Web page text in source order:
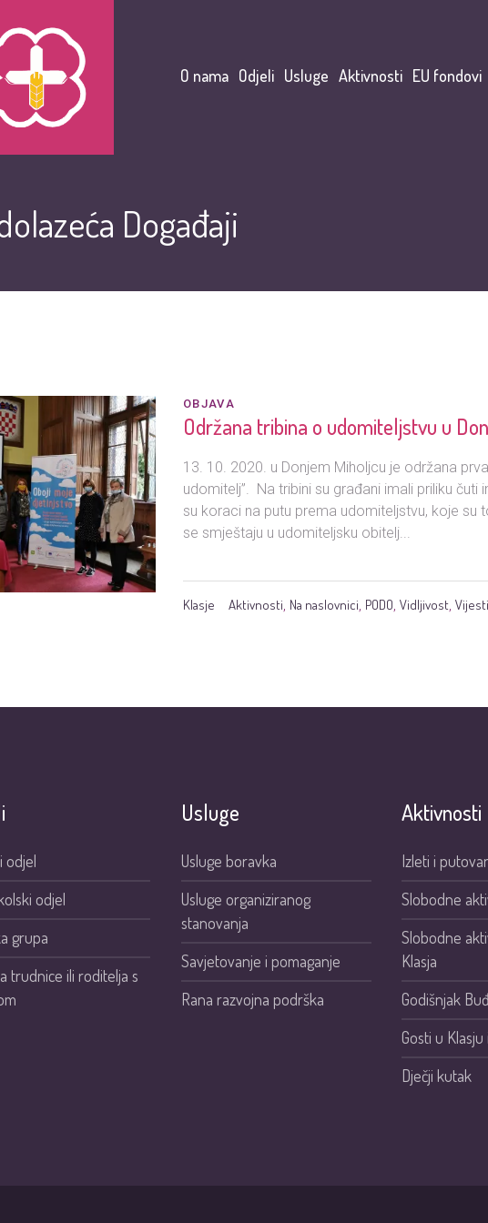
O nama Odjeli Usluge Aktivnosti EU fondovi
Događaji
OBJAVA
Održana tribina o udomiteljstvu u
13. 10. 2020. u Donjem Miholjcu je održana
udomitelj”. Na tribini su građani imali priliku
su koraci na putu prema udomiteljstvu, koje
se smještaju u udomiteljsku obitelj...
Klasje Aktivnosti, Na naslovnici, PODO,Vidljivost,Vijesti
odjel
odjel
grupa
trudnice ili roditelja s
Usluge
Usluge boravka
Usluge organiziranog
stanovanja
Savjetovanje i pomaganje
Rana razvojna podrška
Aktivnosti
Izleti i
Slobodne
Slobodne
Klasja
Godišnjak
Gosti u
Dječji kutak